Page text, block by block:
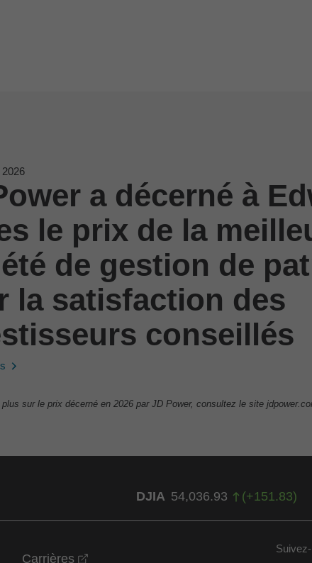
a décerné à
le prix de la
de gestion de
la satisfaction des
conseillés
sur le prix décerné en 2026 par JD Power, consultez le site
DJIA 54,036.93 (+151.83)
Carrières